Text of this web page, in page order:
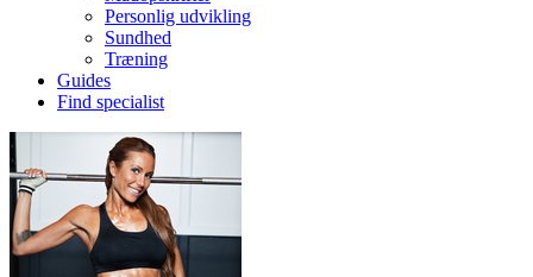
Personlig udvikling
Sundhed
Træning
Guides
Find specialist